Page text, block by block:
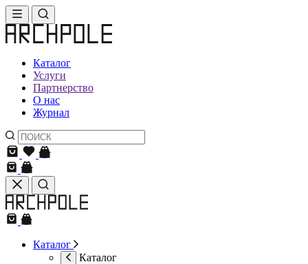
Каталог
Услуги
Партнерство
О нас
Журнал
Каталог
Каталог